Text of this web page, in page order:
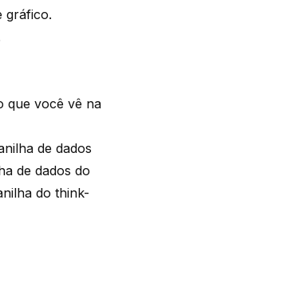
gráfico.
que você vê na
de dados
de dados do
do think-